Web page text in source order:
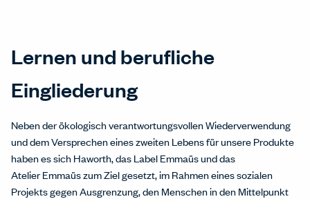
Lernen und berufliche
Eingliederung
Neben der ökologisch verantwortungsvollen Wiederverwendung
und dem Versprechen eines zweiten Lebens für unsere Produkte
haben es sich Haworth, das Label Emmaüs und das
Atelier Emmaüs zum Ziel gesetzt, im Rahmen eines sozialen
Projekts gegen Ausgrenzung, den Menschen in den Mittelpunkt